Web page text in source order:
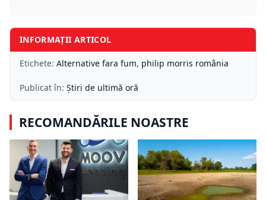
INFORMAȚII ARTICOL
Etichete: Alternative fara fum, philip morris românia
Publicat în: Știri de ultimă oră
RECOMANDĂRILE NOASTRE